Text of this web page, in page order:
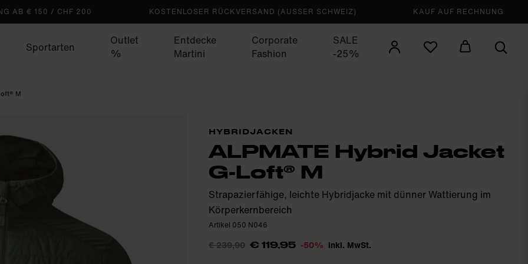
AB € 150 / CHF 200 KOSTENLOSER RÜCKVERSAND (AUSSER SCHWEIZ) KAUF AUF RECHNUNG
Sportarten
Outlet
%
Entdecke
Martini
Corporate
Fashion
SALE
-25%
M
HYBRIDJACKEN
ALPMATE Hybrid Jacket
G-Loft® M
Strapazierfähige, leichte Hybridjacke mit dünner Wattierung im
Körperkernbereich
Artikel 050 N046
€ 239,90 € 119,95 -50% inkl. MwSt.